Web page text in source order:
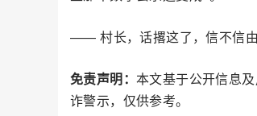
—— 村长，话撂这了，信不信
免责声明： 本文基于公开信息
诈警示，仅供参考。